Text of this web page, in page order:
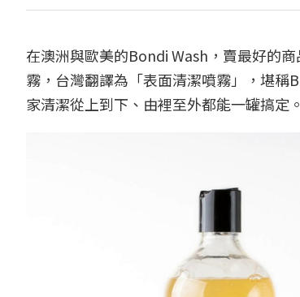
在澳洲與歐美的Bondi Wash，賣最好的
霧，台灣翻譯為「表面清潔噴霧」，堪
家清潔從上到下、由裡至外都能一罐搞定。